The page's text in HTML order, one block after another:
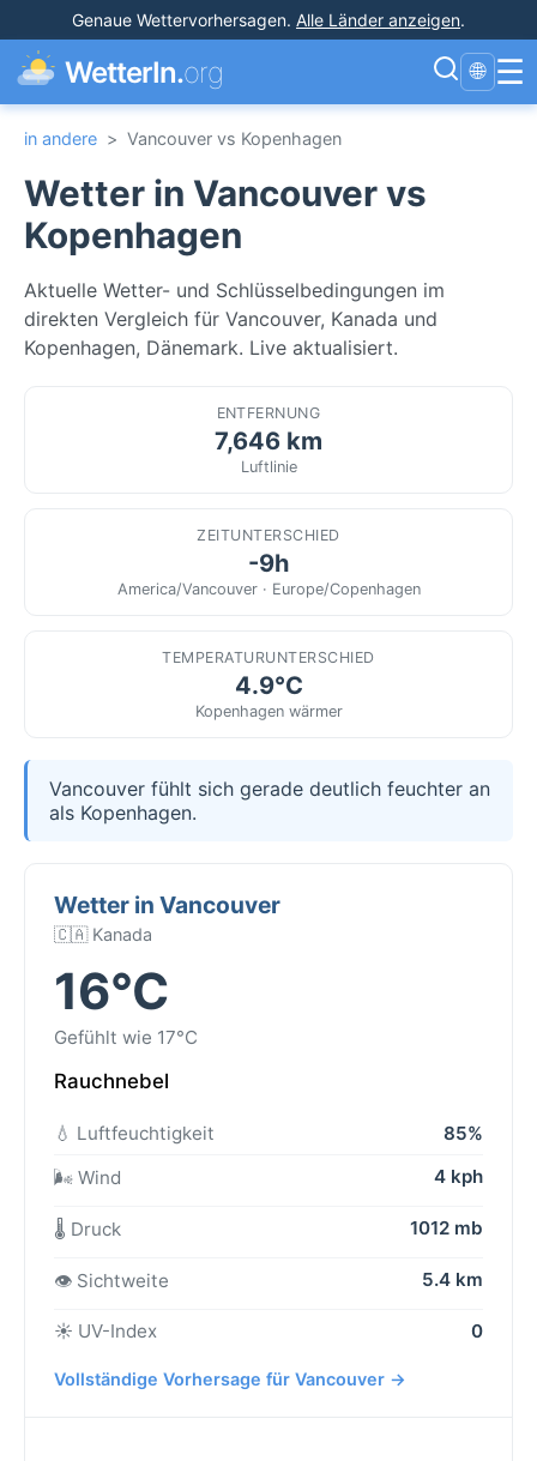
Genaue Wettervorhersagen. Alle Länder anzeigen.
WetterIn.org 🌐 ☰
in andere > Vancouver vs Kopenhagen
Wetter in Vancouver vs
Kopenhagen
Aktuelle Wetter- und Schlüsselbedingungen im
direkten Vergleich für Vancouver, Kanada und
Kopenhagen, Dänemark. Live aktualisiert.
ENTFERNUNG
7,646 km
Luftlinie
ZEITUNTERSCHIED
-9h
America/Vancouver · Europe/Copenhagen
TEMPERATURUNTERSCHIED
4.9°C
Kopenhagen wärmer
Vancouver fühlt sich gerade deutlich feuchter an
als Kopenhagen.
Wetter in Vancouver
🇨🇦 Kanada
16°C
Gefühlt wie 17°C
Rauchnebel
💧 Luftfeuchtigkeit
85%
🌬️ Wind
4 kph
🌡️ Druck 1012 mb
👁️ Sichtweite 5.4 km
☀️ UV-Index 0
Vollständige Vorhersage für Vancouver →